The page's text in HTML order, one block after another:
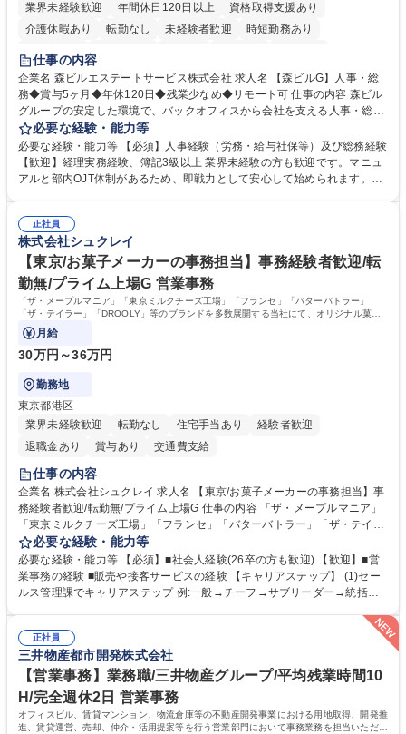
業界未経験歓迎
年間休日120日以上
資格取得支援あり
介護休暇あり
転勤なし 未経験者歓迎
時短勤務あり
経験者歓迎
完全週休2日制
交通費支給 長期歓迎 駅近5分以内 土日祝休み
仕事の内容
企業名 森ビルエステートサービス株式会社 求人名 【森ビルG】人事・総
務◆賞与5ヶ月◆年休120日◆残業少なめ◆リモート可 仕事の内容 森ビル
グループの安定した環境で、バックオフィスから会社を支える人事・総務
をお任せします。 労務と総務の業務をバランスよく担当し、ゆくゆくは制
度改定などのコア業務にも挑戦できる、やりがいある環境です。 ■勤怠管
理、給与計算、社会保険手続き、年末調整等の労務管理全般 ■入退社手続
き、社内規定の改定や人事制度改定などのコア業務 ■社内イベントの企画
でも質問・相談できる環境が整っているため、安心して成長できます。 募
集職種 【森ビルG】人事・総務◆賞与5ヶ月◆年休120日◆残業少なめ◆
リモート可
必要な経験・能力等
必要な経験・能力等 【必須】人事経験（労務・給与社保等）及び総務経験
【歓迎】経理実務経験、簿記3級以上 業界未経験の方も歓迎です。マニュ
アルと部内OJT体制があるため、即戦力として安心して始められます。
務に挑戦できるため、自身の成長と組織への貢献度をダイレクトに実感で
きます。 残業少なめ、週1日リモート可など、ワークライフバランスを保
ち長期活躍できる環境です。 「これまでの幅広い経験を活かし、長期的な
キャリアを築きたい」という前向きな意欲と挑戦を全力で応援します。 学
歴・資格 学歴：大学院 大学 高専 短大 専修学校 高校 語学力： 資格：日商
簿記検定1級 日商簿記検定2級 日商簿記検定3級
正社員
株式会社シュクレイ
【東京/お菓子メーカーの事務担当】事務経験者歓迎/転
勤無/プライム上場G 営業事務
「ザ・メープルマニア」「東京ミルクチーズ工場」「フランセ」「バターバトラー」
「ザ・テイラー」「DROOLY」等のブランドを多数展開する当社にて、オリジナル菓子
ブランド商品の事務業務をお任せいたします。
月給
30万円～36万円
勤務地
東京都港区
業界未経験歓迎
転勤なし 住宅手当あり
経験者歓迎
退職金あり
賞与あり 交通費支給
仕事の内容
企業名 株式会社シュクレイ 求人名 【東京/お菓子メーカーの事務担当】事
務経験者歓迎/転勤無/プライム上場G 仕事の内容 「ザ・メープルマニア」
「東京ミルクチーズ工場」「フランセ」「バターバトラー」「ザ・テイラ
ー」「DROOLY」等のブランドを多数展開する当社にて、オリジナル菓子
ブランド商品の事務業務をお任せいたします。 【具体的な業務内容】 ■店
舗からの発注受付/PC入力業務 ■受電対応(社内/社外) ■商品のマスター登
録 ■日々の売上抽出・報告 ■提携企業への書類送付業務 ■契約書管理業務
必要な経験・能力等
必要な経験・能力等 【必須】■社会人経験(26卒の方も歓迎) 【歓迎】■営
業事務の経験 ■販売や接客サービスの経験 【キャリアステップ】 (1)セー
ルス管理課でキャリアステップ 例:一般→チーフ→サブリーダー→統括リ
験で経営管理部内で経理へ異動した方もいらっしゃいます。年3回の面談
や個別面談を通してご自身のキャリアと向き合っていただき、会社として
もバックアップしていきます。 学歴・資格 学歴：大学院 大学 高専 短大
専修学校 高校 語学力： 資格：
正社員
三井物産都市開発株式会社
【営業事務】業務職/三井物産グループ/平均残業時間10
H/完全週休2日 営業事務
オフィスビル、賃貸マンション、物流倉庫等の不動産開発事業における用地取得、開発推
進、賃貸運営、売却、仲介・活用提案等を行う営業部門において事務業務を担当いただき